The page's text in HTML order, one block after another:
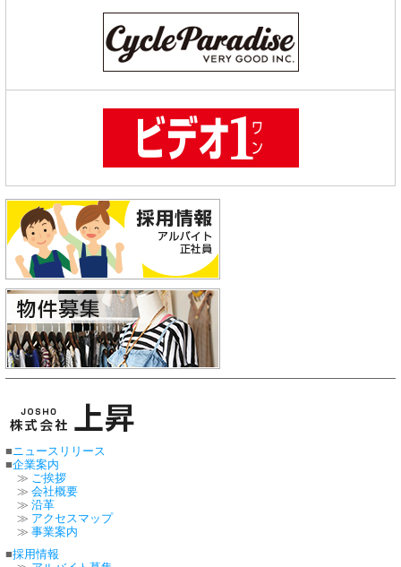
■ニュースリリース
■企業案内
≫ ご挨拶
≫ 会社概要
≫ 沿革
≫ アクセスマップ
≫ 事業案内
■採用情報